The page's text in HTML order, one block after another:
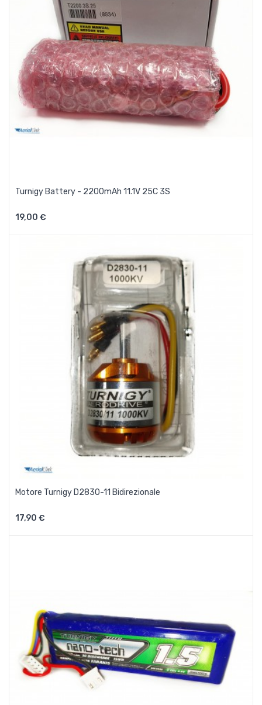
Turnigy Battery - 2200mAh 11.1V 25C 3S
19,00 €Aggiungi Al Carrello
Motore Turnigy D2830-11 Bidirezionale
17,90 €Aggiungi Al Carrello